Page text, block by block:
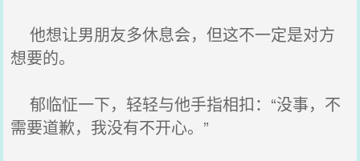
他想让男朋友多休息会，但这不一定是对方
想要的。
郁临怔一下，轻轻与他手指相扣：“没事，不
需要道歉，我没有不开心。”